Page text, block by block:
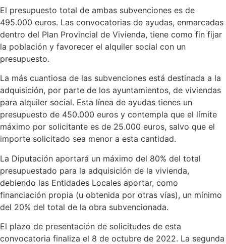
El presupuesto total de ambas subvenciones es de
495.000 euros. Las convocatorias de ayudas, enmarcadas
dentro del Plan Provincial de Vivienda, tiene como fin fijar
la población y favorecer el alquiler social con un
presupuesto.
La más cuantiosa de las subvenciones está destinada a la
adquisición, por parte de los ayuntamientos, de viviendas
para alquiler social. Esta línea de ayudas tienes un
presupuesto de 450.000 euros y contempla que el límite
máximo por solicitante es de 25.000 euros, salvo que el
importe solicitado sea menor a esta cantidad.
La Diputación aportará un máximo del 80% del total
presupuestado para la adquisición de la vivienda,
debiendo las Entidades Locales aportar, como
financiación propia (u obtenida por otras vías), un mínimo
del 20% del total de la obra subvencionada.
El plazo de presentación de solicitudes de esta
convocatoria finaliza el 8 de octubre de 2022. La segunda